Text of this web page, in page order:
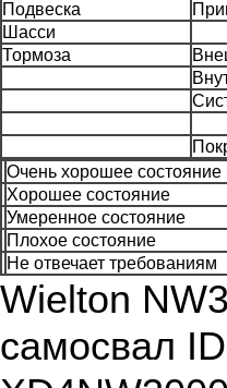
Подвеска
Шасси
Тормоза
Очень хорошее состояние
Хорошее состояние
Умеренное состояние
Плохое состояние
Не отвечает требованиям
Wielton
самосвал